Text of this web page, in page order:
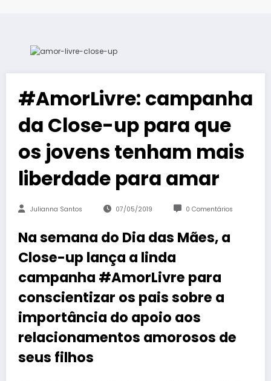
#AmorLivre: campanha
da Close-up para que
os jovens tenham mais
liberdade para amar
Julianna Santos 07/05/2019 0 Comentários
Na semana do Dia das Mães, a
Close-up lança a linda
campanha #AmorLivre para
conscientizar os pais sobre a
importância do apoio aos
relacionamentos amorosos de
seus filhos